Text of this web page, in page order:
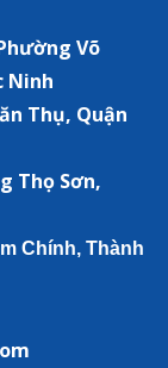
Võ
Ninh
Thụ, Quận
Thọ Sơn,
Chính, Thành